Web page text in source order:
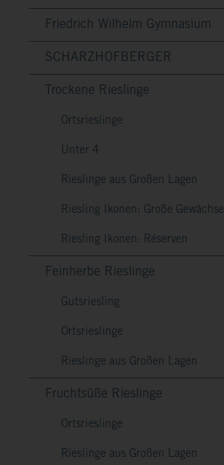
Friedrich Wilhelm Gymnasium
SCHARZHOFBERGER
Trockene Rieslinge
Ortsrieslinge
Unter 4
Rieslinge aus Großen Lagen
Riesling Ikonen: Große Gewächse
Riesling Ikonen: Réserven
Feinherbe Rieslinge
Gutsriesling
Ortsrieslinge
Rieslinge aus Großen Lagen
Fruchtsüße Rieslinge
Ortsrieslinge
Rieslinge aus Großen Lagen